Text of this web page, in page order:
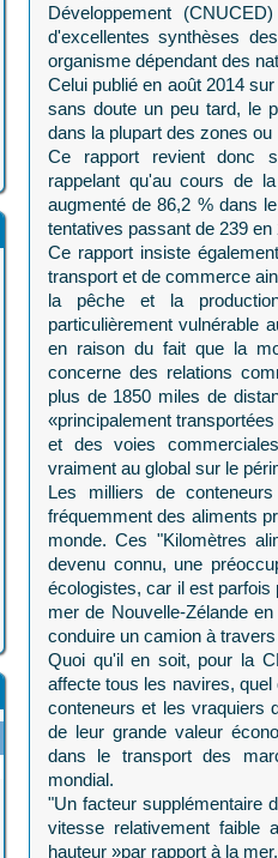
Développement
d'excellentes synthèses
organisme dépendant des
Celui publié en août 2014
sans doute un peu tard, le
dans la plupart des zones
Ce rapport revient donc
rappelant qu'au cours de
augmenté de 86,2 % dans
tentatives passant de 239 en
Ce rapport insiste
transport et de commerce
la pêche et la
particulièrement vulnérable
en raison du fait que la
concerne des relations
plus de 1850 miles de
«principalement
et des voies
vraiment au global sur le
Les milliers de
fréquemment des aliments
monde. Ces "Kilomètres
devenu connu, une
écologistes, car il est parfois
mer de Nouvelle-Zélande
conduire un camion à
Quoi qu'il en soit, pour la
affecte tous les navires,
conteneurs et les vraquiers
de leur grande valeur
dans le transport des
mondial.
"Un facteur supplémentaire
vitesse relativement faible
hauteur »par rapport à la